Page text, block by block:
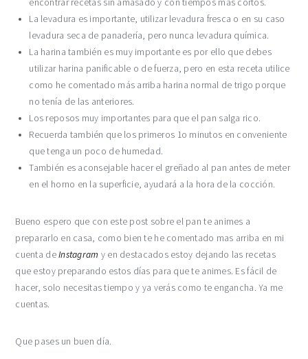
encontrar recetas sin amasado y con tiempos más cortos.
La levadura es importante, utilizar levadura fresca o en su caso
levadura seca de panadería, pero nunca levadura química.
La harina también es muy importante es por ello que debes
utilizar harina panificable o de fuerza, pero en esta receta utilice
como he comentado más arriba harina normal de trigo porque
no tenía de las anteriores.
Los reposos muy importantes para que el pan salga rico.
Recuerda también que los primeros 1o minutos en conveniente
que tenga un poco de humedad.
También es aconsejable hacer el greñado al pan antes de meter
en el horno en la superficie, ayudará a la hora de la cocción.
Bueno espero que con este post sobre el pan te animes a
prepararlo en casa, como bien te he comentado mas arriba en mi
cuenta deInstagram y en destacados estoy dejando las recetas
que estoy preparando estos días para que te animes. Es fácil de
hacer, solo necesitas tiempo y ya verás como te engancha. Ya me
cuentas.
Que pases un buen día.